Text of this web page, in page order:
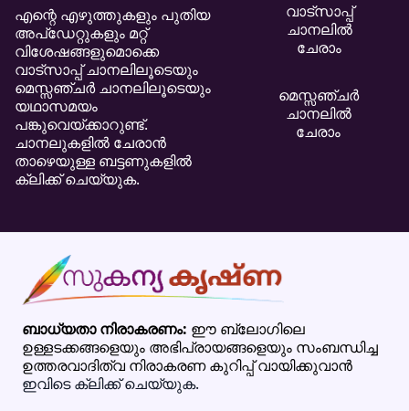
എന്റെ എഴുത്തുകളും പുതിയ
അപ്ഡേറ്റുകളും മറ്റ്
വിശേഷങ്ങളുമൊക്കെ
വാട്സാപ്പ് ചാനലിലൂടെയും
മെസ്സഞ്ചർ ചാനലിലൂടെയും
യഥാസമയം
പങ്കുവെയ്ക്കാറുണ്ട്.
ചാനലുകളിൽ ചേരാൻ
താഴെയുള്ള ബട്ടണുകളിൽ
ക്ലിക്ക് ചെയ്യുക.
വാട്സാപ്പ്
ചാനലിൽ
ചേരാം
മെസ്സഞ്ചർ
ചാനലിൽ
ചേരാം
ബാധ്യതാ നിരാകരണം: ഈ ബ്ലോഗിലെ
ഉള്ളടക്കങ്ങളെയും അഭിപ്രായങ്ങളെയും സംബന്ധിച്ച
ഉത്തരവാദിത്വ നിരാകരണ കുറിപ്പ് വായിക്കുവാൻ
ഇവിടെ ക്ലിക്ക് ചെയ്യുക.